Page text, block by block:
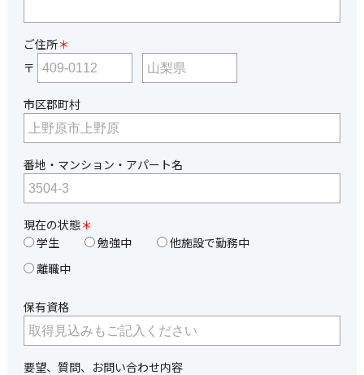
ご住所＊
〒
市区郡町村
番地・マンション・アパート名
現在の状態＊
学生
勉強中
他施設で勤務中
離職中
保有資格
要望、質問、お問い合わせ内容